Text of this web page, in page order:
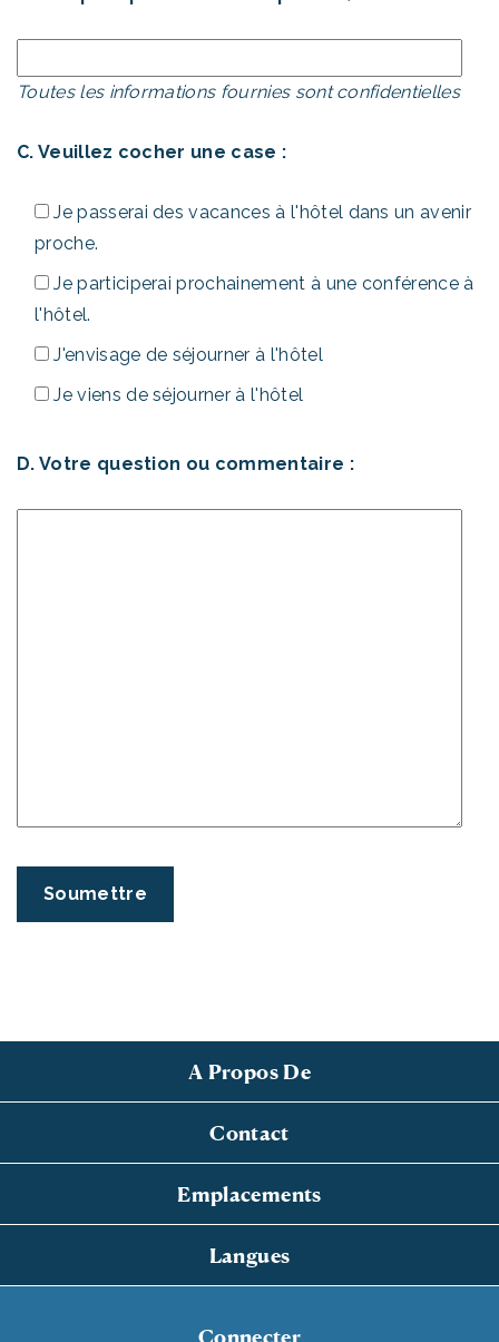
Toutes les informations fournies sont confidentielles
C. Veuillez cocher une case :
Je passerai des vacances à l'hôtel dans un avenir
proche.
Je participerai prochainement à une conférence à
l'hôtel.
J'envisage de séjourner à l'hôtel
Je viens de séjourner à l'hôtel
D. Votre question ou commentaire :
A Propos De
Contact
Emplacements
Langues
Connecter